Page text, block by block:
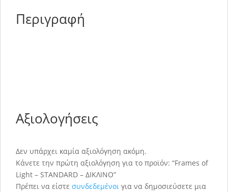
Περιγραφή
Αξιολογήσεις
Δεν υπάρχει καμία αξιολόγηση ακόμη.
Κάνετε την πρώτη αξιολόγηση για το προϊόν: “Frames of
Light – STANDARD – ΔΙΚΛΙΝΟ”
Πρέπει να είστε συνδεδεμένοι για να δημοσιεύσετε μια